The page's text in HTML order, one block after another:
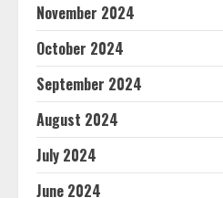
November 2024
October 2024
September 2024
August 2024
July 2024
June 2024